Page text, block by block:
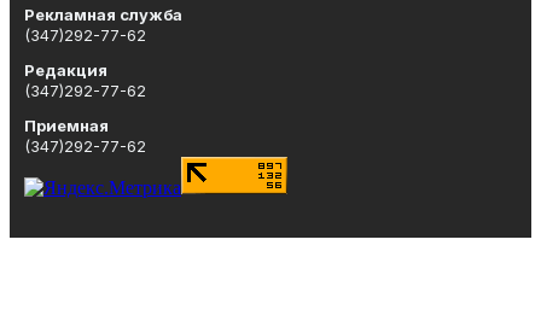
Рекламная служба
(347)292-77-62
Редакция
(347)292-77-62
Приемная
(347)292-77-62